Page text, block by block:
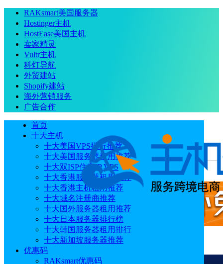
RAKsmart美国服务器
Hostinger主机
HostEase美国主机
卖家精灵
Vultr主机
科灯导航
外贸建站
Shopify建站
海外营销服务
广告合作
首页
十大主机
十大美国VPS排行推荐
十大美国服务器租用推荐
十大双ISP住宅IP VPS
十大香港服务器租用推荐
十大香港主机租用推荐
十大域名注册商推荐
十大国外服务器租用推荐
十大日本服务器排行榜
十大韩国服务器租用排行
十大新加坡服务器推荐
优惠码
RAKsmart优惠码
当前位置：首页 主机教程 Hostinger VPS安装Hermes
Workspace教程